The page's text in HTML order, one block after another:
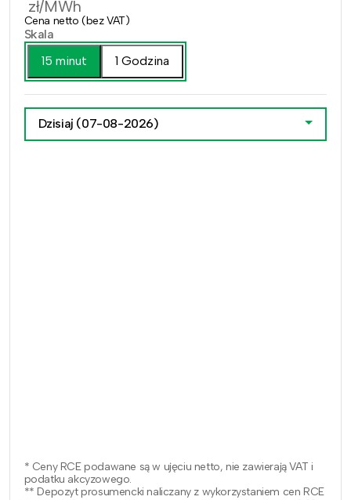
zł/MWh
Cena netto (bez VAT)
Skala
15 minut
1 Godzina
Dzisiaj (07-08-2026)
* Ceny RCE podawane są w ujęciu netto, nie zawierają VAT i
podatku akcyzowego.
** Depozyt prosumencki naliczany z wykorzystaniem cen RCE